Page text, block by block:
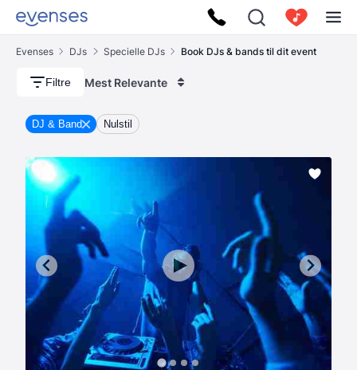
Evenses DJs Specielle DJs Book DJs & bands til dit event
Filtre Mest Relevante
DJ & Band Nulstil